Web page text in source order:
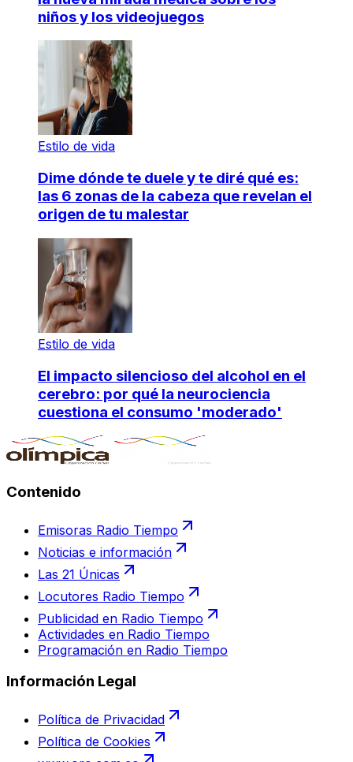
niños y los videojuegos
Estilo de vida
Dime dónde te duele y te diré qué es:
las 6 zonas de la cabeza que revelan el
origen de tu malestar
Estilo de vida
El impacto silencioso del alcohol en el
cerebro: por qué la neurociencia
cuestiona el consumo 'moderado'
Contenido
Emisoras Radio Tiempo
Noticias e información
Las 21 Únicas
Locutores Radio Tiempo
Publicidad en Radio Tiempo
Actividades en Radio Tiempo
Programación en Radio Tiempo
Información Legal
Política de Privacidad
Política de Cookies